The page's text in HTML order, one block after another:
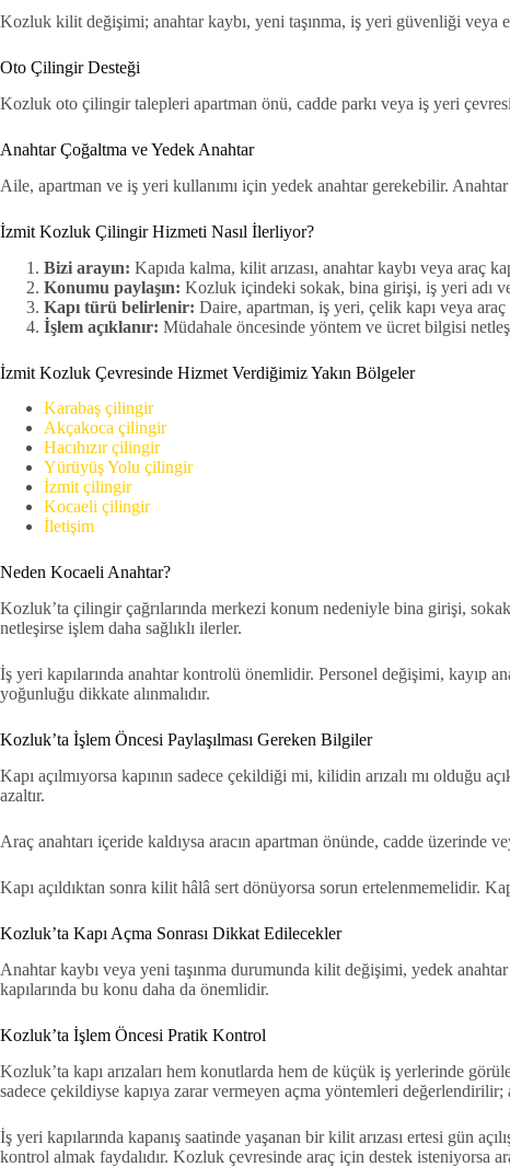
Kozluk kilit değişimi; anahtar kaybı, yeni taşınma, iş yeri güvenliği
Oto Çilingir Desteği
Kozluk oto çilingir talepleri apartman önü, cadde parkı veya iş yeri
Anahtar Çoğaltma ve Yedek Anahtar
Aile, apartman ve iş yeri kullanımı için yedek anahtar gerekebilir.
İzmit Kozluk Çilingir Hizmeti Nasıl İlerliyor?
Bizi arayın: Kapıda kalma, kilit arızası, anahtar kaybı veya araç
Konumu paylaşın: Kozluk içindeki sokak, bina girişi, iş yeri adı
Kapı türü belirlenir: Daire, apartman, iş yeri, çelik kapı veya araç
İşlem açıklanır: Müdahale öncesinde yöntem ve ücret bilgisi
İzmit Kozluk Çevresinde Hizmet Verdiğimiz Yakın Bölgeler
Karabaş çilingir
Akçakoca çilingir
Hacıhızır çilingir
Yürüyüş Yolu çilingir
İzmit çilingir
Kocaeli çilingir
İletişim
Neden Kocaeli Anahtar?
Kozluk’ta çilingir çağrılarında merkezi konum nedeniyle bina girişi, sokak
netleşirse işlem daha sağlıklı ilerler.
İş yeri kapılarında anahtar kontrolü önemlidir. Personel değişimi, kayıp
yoğunluğu dikkate alınmalıdır.
Kozluk’ta İşlem Öncesi Paylaşılması Gereken Bilgiler
Kapı açılmıyorsa kapının sadece çekildiği mi, kilidin arızalı mı olduğu
azaltır.
Araç anahtarı içeride kaldıysa aracın apartman önünde, cadde
Kapı açıldıktan sonra kilit hâlâ sert dönüyorsa sorun ertelenmemelidir.
Kozluk’ta Kapı Açma Sonrası Dikkat Edilecekler
Anahtar kaybı veya yeni taşınma durumunda kilit değişimi, yedek
kapılarında bu konu daha da önemlidir.
Kozluk’ta İşlem Öncesi Pratik Kontrol
Kozluk’ta kapı arızaları hem konutlarda hem de küçük iş yerlerinde
sadece çekildiyse kapıya zarar vermeyen açma yöntemleri
İş yeri kapılarında kapanış saatinde yaşanan bir kilit arızası ertesi gün
kontrol almak faydalıdır. Kozluk çevresinde araç için destek isteniyorsa